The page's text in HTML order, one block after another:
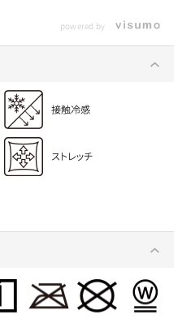
powered by